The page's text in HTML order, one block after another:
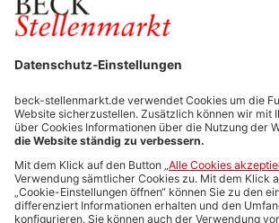
FÜR ARBEITGEBER
Stellenmarktpreise
Anzeigen-AGB
Media-Daten
Newsletteranmeldung
Produktübersicht
ALLGEMEIN